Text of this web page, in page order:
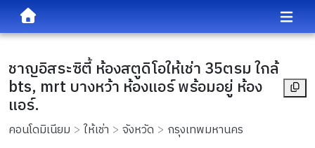
ชาญอิสระซิตี้ ห้องสตูดิโอให้เช่า 35ตรม ใกล้
bts, mrt บางหว้า ห้องแอร์ พร้อมอยู่ ห้อง
แอร์.
คอนโดมิเนียม ให้เช่า จังหวัด กรุงเทพมหานคร